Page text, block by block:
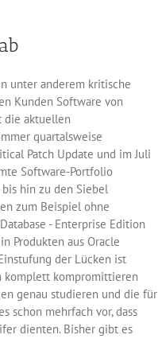
unter anderem kritische
Kunden Software von
die aktuellen
quartalsweise
Patch Update und im Juli
Software-Portfolio
hin zu den Siebel
zum Beispiel ohne
- Enterprise Edition
Produkten aus Oracle
der Lücken ist
komplett kompromittieren
genau studieren und die für
schon mehrfach vor, dass
dienten. Bisher gibt es